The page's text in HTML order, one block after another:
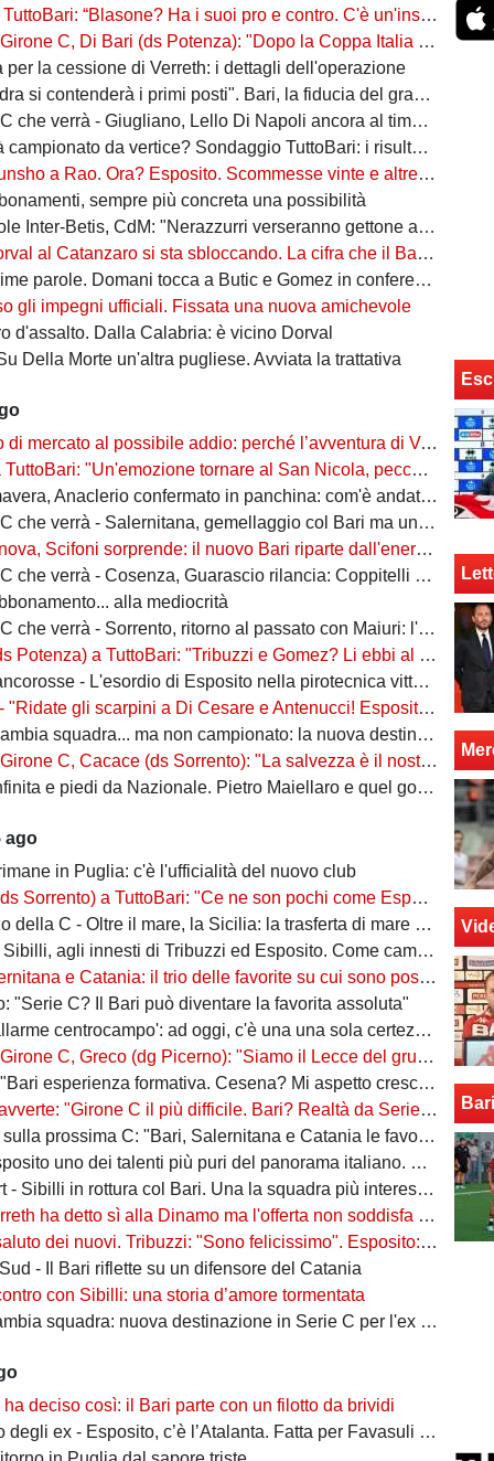
“Blasone? Ha i suoi pro e contro. C'è un'insidia enorme: favoriti sì, ma non basta”
Bari (ds Potenza): "Dopo la Coppa Italia vinta, vogliamo infastidire ancora. Vi nomino qualche nostro giovane"
per la cessione di Verreth: i dettagli dell'operazione
si contenderà i primi posti". Bari, la fiducia del grande ex
- Giugliano, Lello Di Napoli ancora al timone: il re delle salvezze vuole evitare un'altra stagione da brividi
da vertice? Sondaggio TuttoBari: i risultati provvisori
a Rao. Ora? Esposito. Scommesse vinte e altre perse sull'asse Napoli-Bari
sempre più concreta una possibilità
Betis, CdM: "Nerazzurri verseranno gettone al Bari. E verrà girato al Comune"
al Catanzaro si sta sbloccando. La cifra che il Bari incasserebbe
parole. Domani tocca a Butic e Gomez in conferenza
gli impegni ufficiali. Fissata una nuova amichevole
d'assalto. Dalla Calabria: è vicino Dorval
Della Morte un'altra pugliese. Avviata la trattativa
al possibile addio: perché l’avventura di Verreth al Bari non è mai davvero sbocciata
"Un'emozione tornare al San Nicola, peccato per il poco pubblico. Bari? Ben costruito"
Anaclerio confermato in panchina: com'è andata la scorsa stagione?
- Salernitana, gemellaggio col Bari ma una sola missione: tornare subito in Serie B
Scifoni sorprende: il nuovo Bari riparte dall'energia verde
verrà - Cosenza, Guarascio rilancia: Coppitelli per riportare i lupi in Serie B
alla mediocrità
- Sorrento, ritorno al passato con Maiuri: l'obiettivo è una salvezza senza affanni
a TuttoBari: "Tribuzzi e Gomez? Li ebbi al Crotone. Alessio può fare più ruoli, Guido è una certezza"
- L'esordio di Esposito nella pirotecnica vittoria contro la Spal di De Rossi e Nainggolan
gli scarpini a Di Cesare e Antenucci! Esposito? Forte, ma valorizziamo sempre giocatori del Napoli"
squadra... ma non campionato: la nuova destinazione dell'ex Bari
(ds Sorrento): "La salvezza è il nostro scudetto, torniamo a casa dopo gennaio. Ecco la nostra forza"
e piedi da Nazionale. Pietro Maiellaro e quel gol da quaranta metri...
ago
in Puglia: c'è l'ufficialità del nuovo club
a TuttoBari: "Ce ne son pochi come Esposito: ve lo presento. D'Ursi? Solo interesse"
C - Oltre il mare, la Sicilia: la trasferta di mare e di vento
agli innesti di Tribuzzi ed Esposito. Come cambia l’attacco
e Catania: il trio delle favorite su cui sono poste le aspettative e gli obiettivi promozione
"Serie C? Il Bari può diventare la favorita assoluta"
centrocampo': ad oggi, c'è una una sola certezza (e mezza) nel reparto
Greco (dg Picerno): "Siamo il Lecce del gruppo, tra giovani e sostenibilità. Che impresa l'anno scorso!"
esperienza formativa. Cesena? Mi aspetto crescita"
"Girone C il più difficile. Bari? Realtà da Serie A"
prossima C: "Bari, Salernitana e Catania le favorite. Subito dopo altre due"
uno dei talenti più puri del panorama italiano. Sibilli, Marino è furioso
in rottura col Bari. Una la squadra più interessata a ingaggiarlo
detto sì alla Dinamo ma l'offerta non soddisfa il Bari. Della Morte, niente conferme
dei nuovi. Tribuzzi: "Sono felicissimo". Esposito: "Ci vediamo al San Nicola"
- Il Bari riflette su un difensore del Catania
con Sibilli: una storia d’amore tormentata
squadra: nuova destinazione in Serie C per l'ex Bari
ha deciso così: il Bari parte con un filotto da brividi
- Esposito, c’è l’Atalanta. Fatta per Favasuli al Napoli, Koutsoupias osservato dal Toro